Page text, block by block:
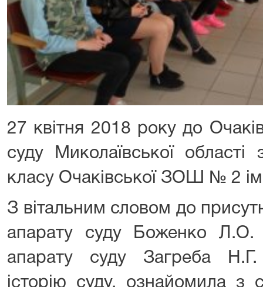
27 квітня 2018 року до
суду Миколаївської області
класу Очаківської ЗОШ № 2
З вітальним словом до
апарату суду Боженко Л.О.
апарату суду Загреба
історію суду, ознайомила з